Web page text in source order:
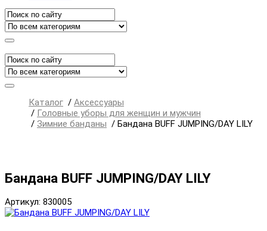
Каталог / Аксессуары
/ Головные уборы для женщин и мужчин
/ Зимние банданы / Бандана BUFF JUMPING/DAY LILY
Бандана BUFF JUMPING/DAY LILY
Артикул: 830005